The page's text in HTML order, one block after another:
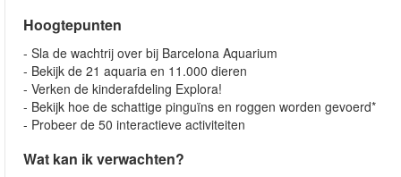
Hoogtepunten
- Sla de wachtrij over bij Barcelona Aquarium
- Bekijk de 21 aquaria en 11.000 dieren
- Verken de kinderafdeling Explora!
- Bekijk hoe de schattige pinguïns en roggen worden gevoerd*
- Probeer de 50 interactieve activiteiten
Wat kan ik verwachten?